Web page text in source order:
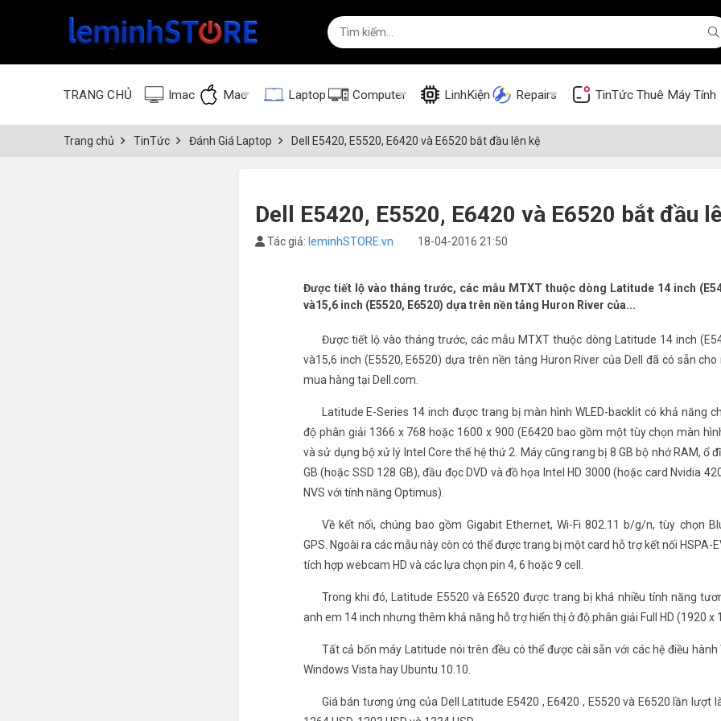
TRANG CHỦ Imac Mac Laptop Computer LinhKiện Repairs TinTức Thuê Máy Tính
Trang chủ TinTức Đánh Giá Laptop Dell E5420, E5520, E6420 và E6520 bắt đầu lên kệ
Dell E5420, E5520, E6420 và E6520 bắt đầu
Tác giả: leminhSTORE.vn 18-04-2016 21:50
Được tiết lộ vào tháng trước, các mẫu MTXT thuộc dòng Latitude 14 inch
và15,6 inch (E5520, E6520) dựa trên nền tảng Huron River của...
Được tiết lộ vào tháng trước, các mẫu MTXT thuộc dòng Latitude 14 inch
và15,6 inch (E5520, E6520) dựa trên nền tảng Huron River của Dell đã có sẵn
mua hàng tại Dell.com.
Latitude E-Series 14 inch được trang bị màn hình WLED-backlit có khả năng
độ phân giải 1366 x 768 hoặc 1600 x 900 (E6420 bao gồm một tùy chọn màn
và sử dụng bộ xử lý Intel Core thế hệ thứ 2. Máy cũng rang bị 8 GB bộ nhớ RAM, ổ
GB (hoặc SSD 128 GB), đầu đọc DVD và đồ họa Intel HD 3000 (hoặc card Nvidia
NVS với tính năng Optimus).
Về kết nối, chúng bao gồm Gigabit Ethernet, Wi-Fi 802.11 b/g/n, tùy chọn
GPS. Ngoài ra các mẫu này còn có thể được trang bị một card hỗ trợ kết nối HSPA-
tích hợp webcam HD và các lựa chọn pin 4, 6 hoặc 9 cell.
Trong khi đó, Latitude E5520 và E6520 được trang bị khá nhiều tính năng
anh em 14 inch nhưng thêm khả năng hỗ trợ hiển thị ở độ phân giải Full HD (1920 x
Tất cả bốn máy Latitude nói trên đều có thể được cài sẵn với các hệ điều hành
Windows Vista hay Ubuntu 10.10.
Giá bán tương ứng của Dell Latitude E5420 , E6420 , E5520 và E6520 lần lượt